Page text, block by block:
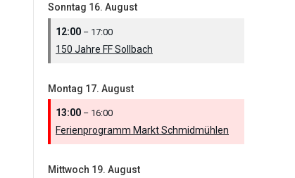
Sonntag 16. August
12:00 – 17:00
150 Jahre FF Sollbach
Montag 17. August
13:00 – 16:00
Ferienprogramm Markt Schmidmühlen
Mittwoch 19. August